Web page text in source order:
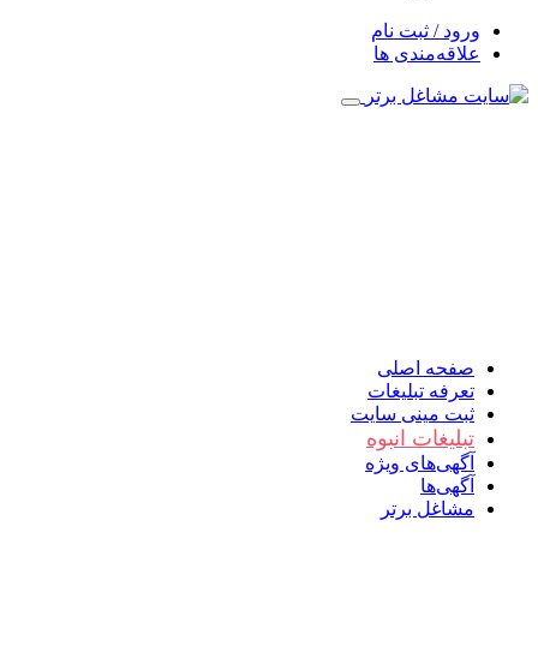
ورود / ثبت نام
علاقه‌مندی ها
صفحه اصلی
تعرفه تبلیغات
ثبت مینی سایت
تبلیغات انبوه
آگهی‌های ویژه
آگهی‌ها
مشاغل برتر